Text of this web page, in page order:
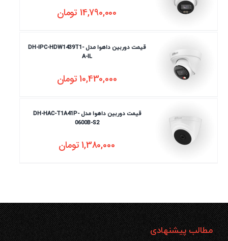
14,790,000تومان
قیمت دوربین داهوا مدل DH-IPC-HDW1439T1-
A-IL
10,430,000تومان
قیمت دوربین داهوا مدل DH-HAC-T1A41P-
0600B-S2
1,380,000تومان
مطالب پیشنهادی